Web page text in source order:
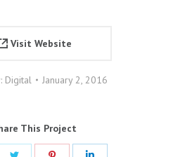
Visit Website
Digital January 2, 2016
This Project